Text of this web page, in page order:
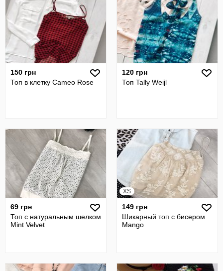
150 грн
Топ в клетку Сameo Rose
120 грн
Топ Tally Weijl
69 грн
Топ с натуральным шелком
Mint Velvet
XS
149 грн
Шикарный топ c бисером
Mango